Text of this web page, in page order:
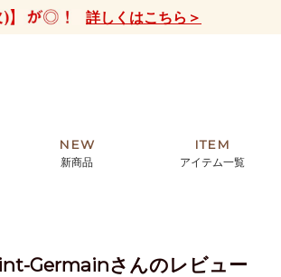
詳しくはこちら＞
NEW
新商品
ITEM
アイテム一覧
ーオブザコメット ノヴィア
ザインまで。日常にお気に入りのアートを。
しめるナチュラルな小物まで。
Germainさんのレビュー